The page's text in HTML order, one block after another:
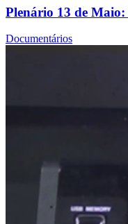
Plenário 13 de
Documentários